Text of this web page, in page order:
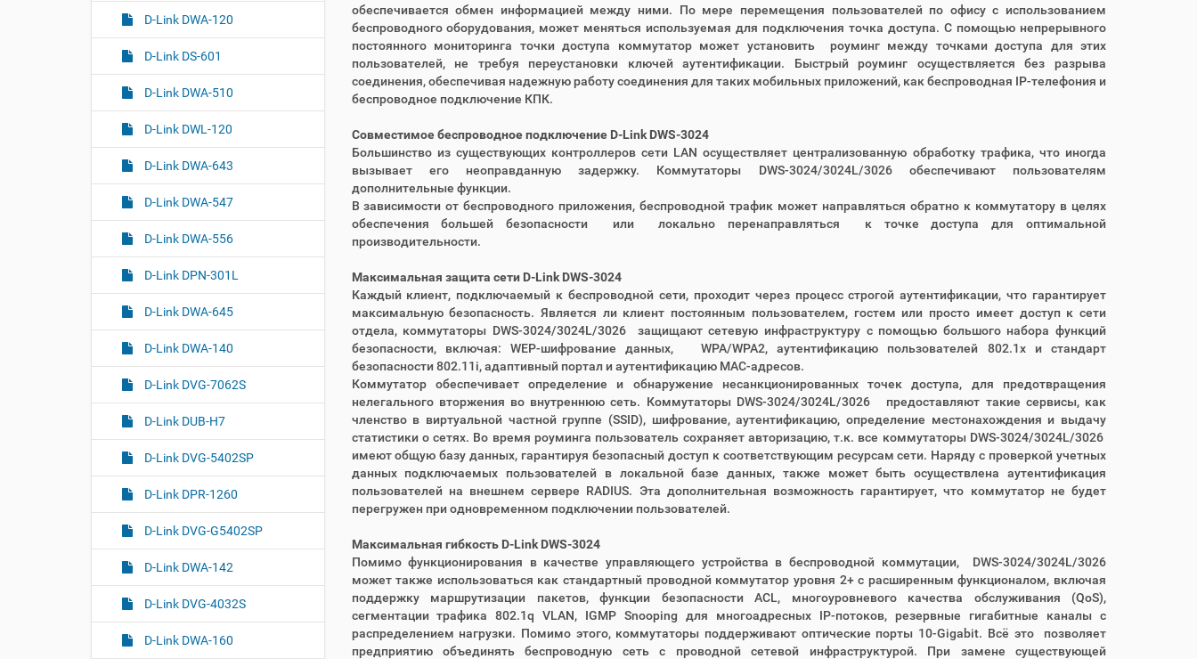
обеспечивается обмен информацией между ними. По мере перемещения пользователей по офису с использованием
беспроводного оборудования, может меняться используемая для подключения точка доступа. С помощью непрерывного
постоянного мониторинга точки доступа коммутатор может установить роуминг между точками доступа для этих
пользователей, не требуя переустановки ключей аутентификации. Быстрый роуминг осуществляется без разрыва
соединения, обеспечивая надежную работу соединения для таких мобильных приложений, как беспроводная IP-телефония и
беспроводное подключение КПК.
Совместимое беспроводное подключение D-Link DWS-3024
Большинство из существующих контроллеров сети LAN осуществляет централизованную обработку трафика, что иногда
вызывает его неоправданную задержку. Коммутаторы DWS-3024/3024L/3026 обеспечивают пользователям
дополнительные функции.
В зависимости от беспроводного приложения, беспроводной трафик может направляться обратно к коммутатору в целях
обеспечения большей безопасности или локально перенаправляться к точке доступа для оптимальной
производительности.
Максимальная защита сети D-Link DWS-3024
Каждый клиент, подключаемый к беспроводной сети, проходит через процесс строгой аутентификации, что гарантирует
максимальную безопасность. Является ли клиент постоянным пользователем, гостем или просто имеет доступ к сети
отдела, коммутаторы DWS-3024/3024L/3026 защищают сетевую инфраструктуру с помощью большого набора функций
безопасности, включая: WEP-шифрование данных, WPA/WPA2, аутентификацию пользователей 802.1x и стандарт
безопасности 802.11i, адаптивный портал и аутентификацию MAC-адресов.
Коммутатор обеспечивает определение и обнаружение несанкционированных точек доступа, для предотвращения
нелегального вторжения во внутреннюю сеть. Коммутаторы DWS-3024/3024L/3026 предоставляют такие сервисы, как
членство в виртуальной частной группе (SSID), шифрование, аутентификацию, определение местонахождения и выдачу
статистики о сетях. Во время роуминга пользователь сохраняет авторизацию, т.к. все коммутаторы DWS-3024/3024L/3026
имеют общую базу данных, гарантируя безопасный доступ к соответствующим ресурсам сети. Наряду с проверкой учетных
данных подключаемых пользователей в локальной базе данных, также может быть осуществлена аутентификация
пользователей на внешнем сервере RADIUS. Эта дополнительная возможность гарантирует, что коммутатор не будет
перегружен при одновременном подключении пользователей.
Максимальная гибкость D-Link DWS-3024
Помимо функционирования в качестве управляющего устройства в беспроводной коммутации, DWS-3024/3024L/3026
может также использоваться как стандартный проводной коммутатор уровня 2+ с расширенным функционалом, включая
поддержку маршрутизации пакетов, функции безопасности ACL, многоуровневого качества обслуживания (QoS),
сегментации трафика 802.1q VLAN, IGMP Snooping для многоадресных IP-потоков, резервные гигабитные каналы с
распределением нагрузки. Помимо этого, коммутаторы поддерживают оптические порты 10-Gigabit. Всё это позволяет
предприятию объединять беспроводную сеть с проводной сетевой инфраструктурой. При замене существующей
D-Link DWA-120
D-Link DS-601
D-Link DWA-510
D-Link DWL-120
D-Link DWA-643
D-Link DWA-547
D-Link DWA-556
D-Link DPN-301L
D-Link DWA-645
D-Link DWA-140
D-Link DVG-7062S
D-Link DUB-H7
D-Link DVG-5402SP
D-Link DPR-1260
D-Link DVG-G5402SP
D-Link DWA-142
D-Link DVG-4032S
D-Link DWA-160